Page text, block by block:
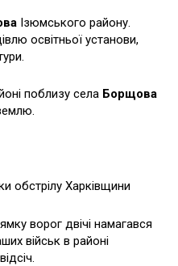
Ізюмського району.
освітньої установи,
поблизу села Борщова
обстрілу Харківщини
ворог двічі намагався
військ в районі